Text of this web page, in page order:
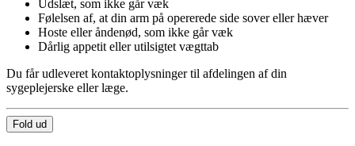
Udslæt, som ikke går væk
Følelsen af, at din arm på opererede side sover eller hæver
Hoste eller åndenød, som ikke går væk
Dårlig appetit eller utilsigtet vægttab
Du får udleveret kontaktoplysninger til afdelingen af din
sygeplejerske eller læge.
Fold ud